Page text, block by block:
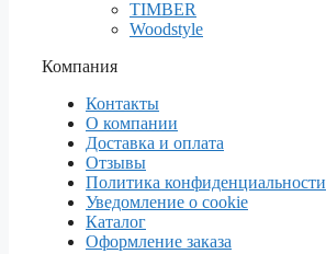
TIMBER
Woodstyle
Компания
Контакты
О компании
Доставка и оплата
Отзывы
Политика конфиденциальности
Уведомление о cookie
Каталог
Оформление заказа